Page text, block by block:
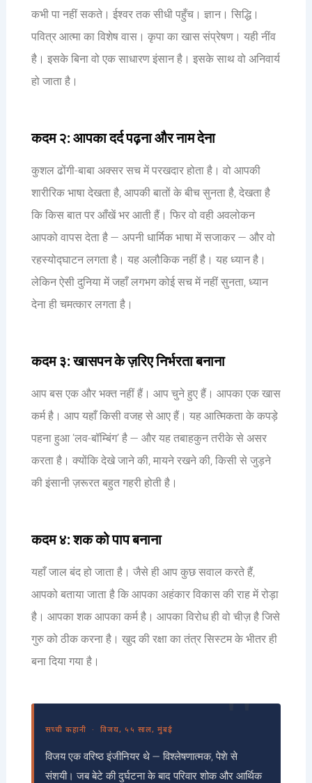
कभी पा नहीं सकते। ईश्वर तक सीधी पहुँच। ज्ञान। सिद्धि।
पवित्र आत्मा का विशेष वास। कृपा का खास संप्रेषण। यही नींव
है। इसके बिना वो एक साधारण इंसान है। इसके साथ वो अनिवार्य
हो जाता है।
कदम २: आपका दर्द पढ़ना और नाम देना
कुशल ढोंगी-बाबा अक्सर सच में परखदार होता है। वो आपकी
शारीरिक भाषा देखता है, आपकी बातों के बीच सुनता है, देखता है
कि किस बात पर आँखें भर आती हैं। फिर वो वही अवलोकन
आपको वापस देता है — अपनी धार्मिक भाषा में सजाकर — और वो
रहस्योद्घाटन लगता है। यह अलौकिक नहीं है। यह ध्यान है।
लेकिन ऐसी दुनिया में जहाँ लगभग कोई सच में नहीं सुनता, ध्यान
देना ही चमत्कार लगता है।
कदम ३: खासपन के ज़रिए निर्भरता बनाना
आप बस एक और भक्त नहीं हैं। आप चुने हुए हैं। आपका एक खास
कर्म है। आप यहाँ किसी वजह से आए हैं। यह आत्मिकता के कपड़े
पहना हुआ ‘लव-बॉम्बिंग’ है — और यह तबाहकुन तरीके से असर
करता है। क्योंकि देखे जाने की, मायने रखने की, किसी से जुड़ने
की इंसानी ज़रूरत बहुत गहरी होती है।
कदम ४: शक को पाप बनाना
यहाँ जाल बंद हो जाता है। जैसे ही आप कुछ सवाल करते हैं,
आपको बताया जाता है कि आपका अहंकार विकास की राह में रोड़ा
है। आपका शक आपका कर्म है। आपका विरोध ही वो चीज़ है जिसे
गुरु को ठीक करना है। खुद की रक्षा का तंत्र सिस्टम के भीतर ही
बना दिया गया है।
सच्ची कहानी · विजय, ५५ साल, मुंबई
विजय एक वरिष्ठ इंजीनियर थे — विश्लेषणात्मक, पेशे से
संशयी। जब बेटे की दुर्घटना के बाद परिवार शोक और आर्थिक